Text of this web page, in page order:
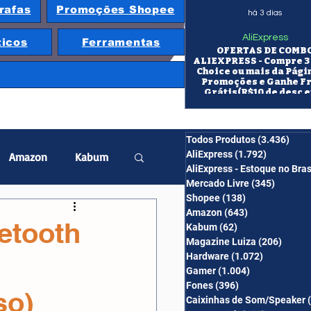
Promoções Shopee
Ferramentas
OFERTAS DE
ALIEXPRESS - Compre
Choice ou mais da
Promoções e Ganhe
Grátis(R$10 de desc
AliExpress
há 3 dias
Amazon Kabum
Projetor
Todos Produtos(3.436)
AliExpress(1.792)
AliExpress - Estoque no
Mercado Livre(345)
Shopee(138)
Amazon(643)
Kabum(62)
Magazine Luiza (206)
Hardware(1.072)
Gamer(1.004)
Fones(396)
Caixinhas de Som/Speaker